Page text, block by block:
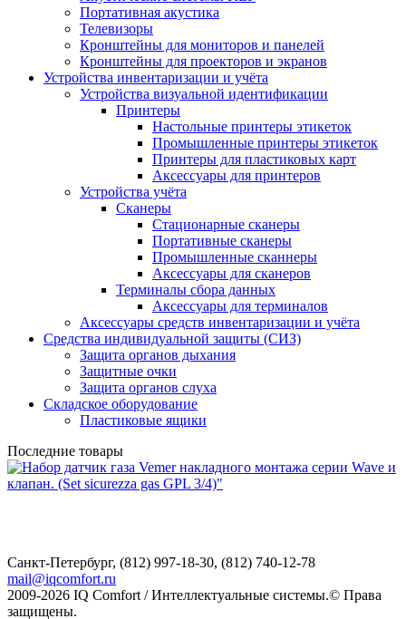
Портативная акустика
Телевизоры
Кронштейны для мониторов и панелей
Кронштейны для проекторов и экранов
Устройства инвентаризации и учёта
Устройства визуальной идентификации
Принтеры
Настольные принтеры этикеток
Промышленные принтеры этикеток
Принтеры для пластиковых карт
Аксессуары для принтеров
Устройства учёта
Сканеры
Стационарные сканеры
Портативные сканеры
Промышленные сканнеры
Аксессуары для сканеров
Терминалы сбора данных
Аксессуары для терминалов
Аксессуары средств инвентаризации и учёта
Средства индивидуальной защиты (СИЗ)
Защита органов дыхания
Защитные очки
Защита органов слуха
Складское оборудование
Пластиковые ящики
Последние товары
Санкт-Петербург, (812) 997-18-30, (812) 740-12-78
mail@iqcomfort.ru
2009-2026 IQ Comfort / Интеллектуальные системы.© Права
защищены.